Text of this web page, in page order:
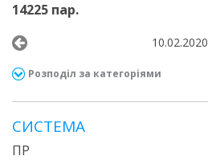
14225 пар.
10.02.2020
Розподіл за категоріями
СИСТЕМА
ПР